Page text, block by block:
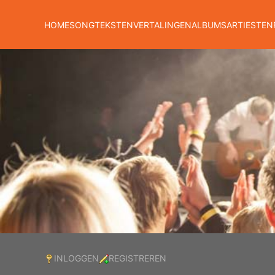
HOMESONGTEKSTENVERTALINGENALBUMSARTIESTEN
INLOGGEN REGISTREREN